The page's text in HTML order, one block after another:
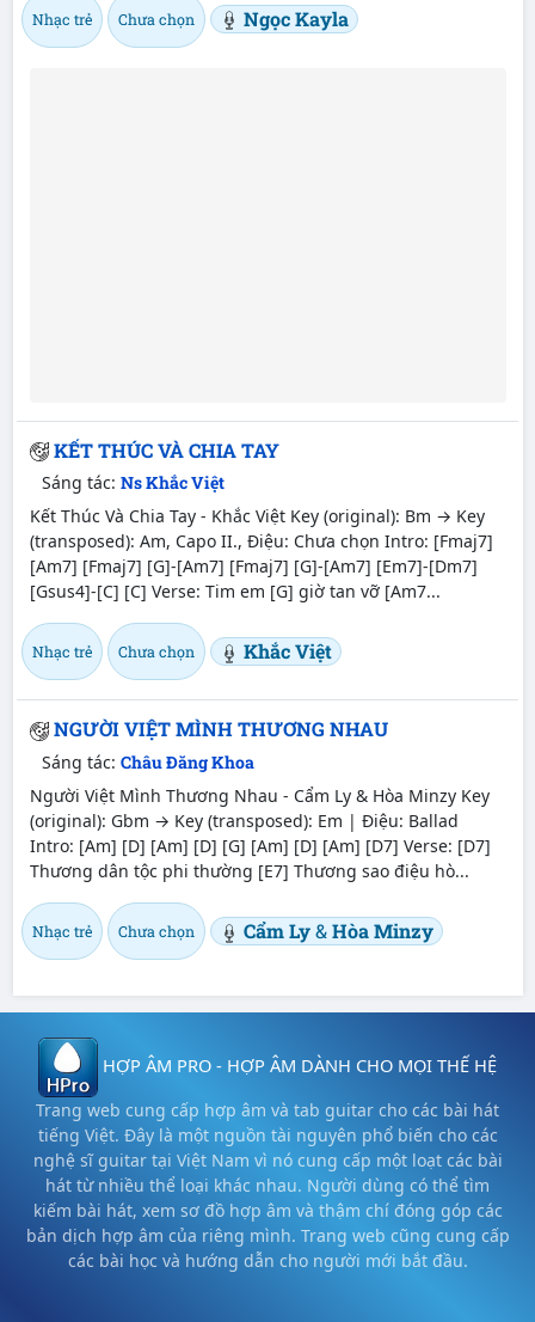
Nhạc trẻ Chưa chọn Ngọc Kayla
KẾT THÚC VÀ CHIA TAY
Sáng tác: Ns Khắc Việt
Kết Thúc Và Chia Tay - Khắc Việt Key (original): Bm → Key
(transposed): Am, Capo II., Điệu: Chưa chọn Intro: [Fmaj7]
[Am7] [Fmaj7] [G]-[Am7] [Fmaj7] [G]-[Am7] [Em7]-[Dm7]
[Gsus4]-[C] [C] Verse: Tim em [G] giờ tan vỡ [Am7...
Nhạc trẻ Chưa chọn Khắc Việt
NGƯỜI VIỆT MÌNH THƯƠNG NHAU
Sáng tác: Châu Đăng Khoa
Người Việt Mình Thương Nhau - Cẩm Ly & Hòa Minzy Key
(original): Gbm → Key (transposed): Em | Điệu: Ballad
Intro: [Am] [D] [Am] [D] [G] [Am] [D] [Am] [D7] Verse: [D7]
Thương dân tộc phi thường [E7] Thương sao điệu hò...
Nhạc trẻ Chưa chọn Cẩm Ly&Hòa Minzy
HỢP ÂM PRO - HỢP ÂM DÀNH CHO MỌI THẾ HỆ
Trang web cung cấp hợp âm và tab guitar cho các bài hát
tiếng Việt. Đây là một nguồn tài nguyên phổ biến cho các
nghệ sĩ guitar tại Việt Nam vì nó cung cấp một loạt các bài
hát từ nhiều thể loại khác nhau. Người dùng có thể tìm
kiếm bài hát, xem sơ đồ hợp âm và thậm chí đóng góp các
bản dịch hợp âm của riêng mình. Trang web cũng cung cấp
các bài học và hướng dẫn cho người mới bắt đầu.